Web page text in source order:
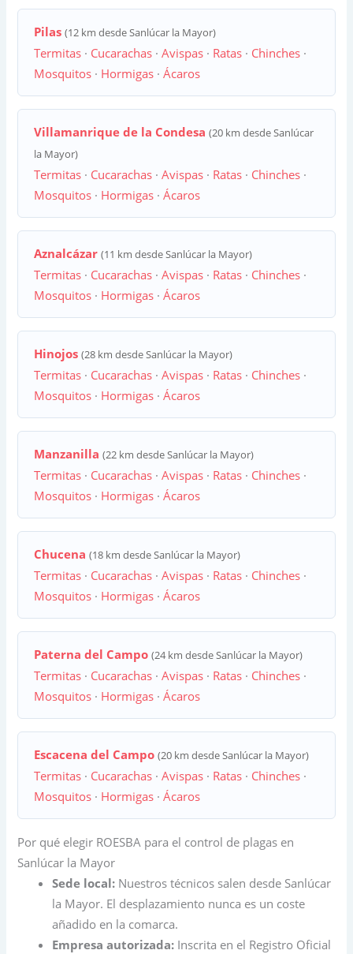
Pilas (12 km desde Sanlúcar la Mayor)
Termitas · Cucarachas ·Avispas · Ratas · Chinches ·
Mosquitos · Hormigas ·Ácaros
Villamanrique de la Condesa (20 km desde Sanlúcar
la Mayor)
Termitas · Cucarachas ·Avispas · Ratas · Chinches ·
Mosquitos · Hormigas ·Ácaros
Aznalcázar (11 km desde Sanlúcar la Mayor)
Termitas · Cucarachas ·Avispas · Ratas · Chinches ·
Mosquitos · Hormigas ·Ácaros
Hinojos (28 km desde Sanlúcar la Mayor)
Termitas · Cucarachas ·Avispas · Ratas · Chinches ·
Mosquitos · Hormigas ·Ácaros
Manzanilla (22 km desde Sanlúcar la Mayor)
Termitas · Cucarachas ·Avispas · Ratas · Chinches ·
Mosquitos · Hormigas ·Ácaros
Chucena (18 km desde Sanlúcar la Mayor)
Termitas · Cucarachas ·Avispas · Ratas · Chinches ·
Mosquitos · Hormigas ·Ácaros
Paterna del Campo (24 km desde Sanlúcar la Mayor)
Termitas · Cucarachas ·Avispas · Ratas · Chinches ·
Mosquitos · Hormigas ·Ácaros
Escacena del Campo (20 km desde Sanlúcar la Mayor)
Termitas · Cucarachas ·Avispas · Ratas · Chinches ·
Mosquitos · Hormigas ·Ácaros
Por qué elegir ROESBA para el control de plagas en
Sanlúcar la Mayor
Sede local: Nuestros técnicos salen desde Sanlúcar
la Mayor. El desplazamiento nunca es un coste
añadido en la comarca.
Empresa autorizada: Inscrita en el Registro Oficial